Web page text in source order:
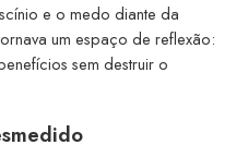
e o medo diante da
um espaço de reflexão:
sem destruir o